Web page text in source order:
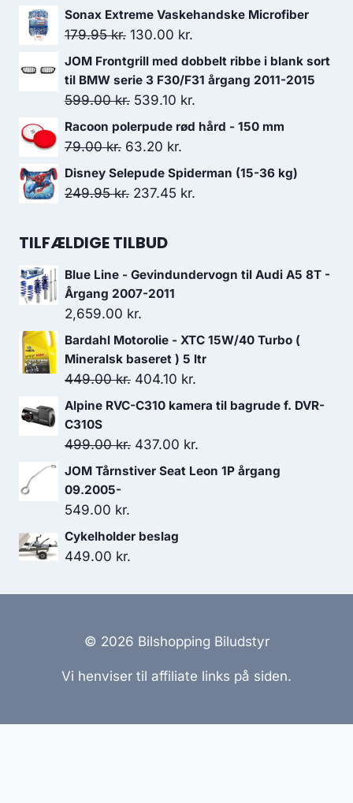
oprindelige
pris
1,799.00 kr..
aktuelle
1,506.00 kr..
Sonax Extreme Vaskehandske Microfiber
179.95kr. Den
oprindelige
pris
var:
179.95 kr..
130.00 kr.
aktuelle
pris
130.00 kr..
JOM Frontgrill med dobbelt ribbe i blank sort
til BMW serie 3 F30/F31 årgang 2011-2015
599.00kr. Den
oprindelige
pris
599.00 kr..
539.10 kr.
aktuelle
Racoon polerpude rød hård - 150 mm
79.00kr. Den
oprindelige
pris
63.20 kr.
aktuelle
pris
Disney Selepude Spiderman (15-36 kg)
249.95kr. Den
pris
249.95 kr..
237.45 kr.
237.45 kr..
TILFÆLDIGE TILBUD
Blue Line - Gevindundervogn til Audi A5 8T -
Årgang 2007-2011
2,659.00 kr.
Bardahl Motorolie - XTC 15W/40 Turbo (
Mineralsk baseret ) 5 ltr
449.00kr. Den
oprindelige
var:
449.00 kr..
404.10 kr.
aktuelle
404.10 kr..
Alpine RVC-C310 kamera til bagrude f. DVR-
C310S
499.00kr. Den
oprindelige
499.00 kr..
437.00 kr.
aktuelle
JOM Tårnstiver Seat Leon 1P årgang
09.2005-
549.00 kr.
Cykelholder beslag
449.00 kr.
© 2026 Bilshopping Biludstyr
Vi henviser til affiliate links på siden.